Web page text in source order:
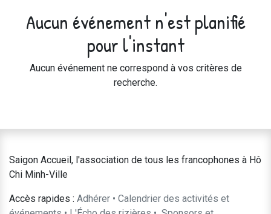
Aucun événement n'est planifié
pour l'instant
Aucun événement ne correspond à vos critères de
recherche.
Saigon Accueil, l'association de tous les francophones à Hô
Chi Minh-Ville
Accès rapides : Adhérer • Calendrier des activités et